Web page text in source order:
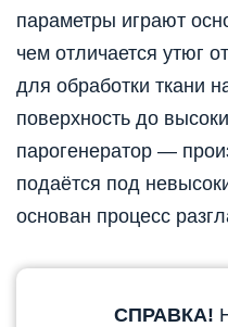
параметры играют
чем отличается утюг
для обработки ткани
поверхность до
парогенератор —
подаётся под
основан процесс
СПРАВКА!